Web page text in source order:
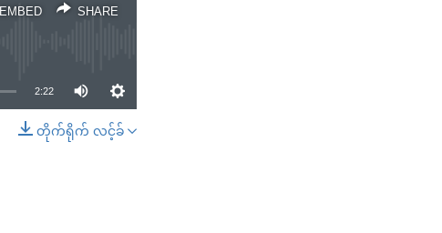
EMBED SHARE
SHARE
2:22
တိုက်ရိုက် လင့်ခ်